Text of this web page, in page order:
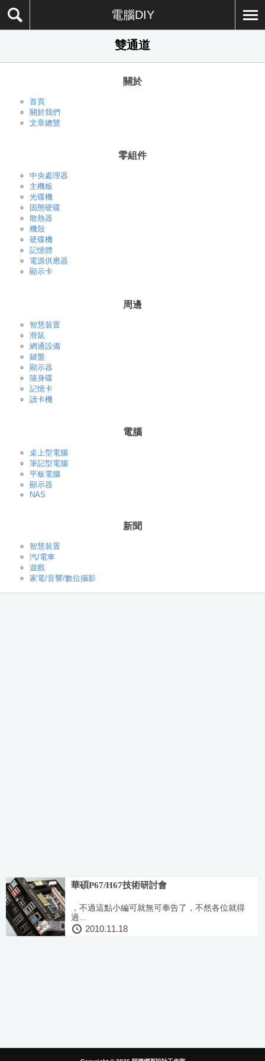
電腦DIY
雙通道
關於
首頁
關於我們
文章總覽
零組件
中央處理器
主機板
光碟機
固態硬碟
散熱器
機殼
硬碟機
記憶體
電源供應器
顯示卡
周邊
智慧裝置
滑鼠
網通設備
鍵盤
顯示器
隨身碟
記憶卡
讀卡機
電腦
桌上型電腦
筆記型電腦
平板電腦
顯示器
NAS
新聞
智慧裝置
汽/電車
遊戲
家電/音響/數位攝影
華碩P67/H67技術研討會
，不過這點小編可就無可奉告了，不然各位就得
過...
2010.11.18